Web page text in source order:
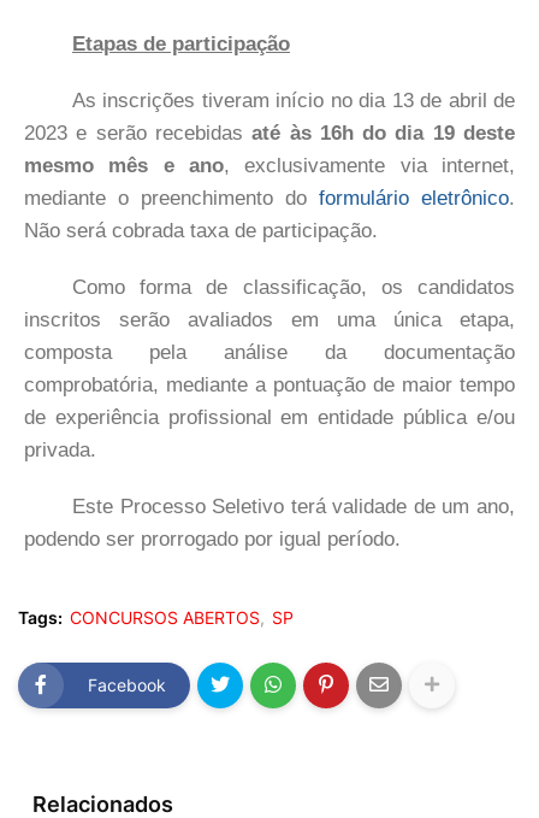
Etapas de participação
As inscrições tiveram início no dia 13 de abril de
2023 e serão recebidasaté às 16h do dia 19 deste
mesmo mês e ano, exclusivamente via internet,
mediante o preenchimento do formulário eletrônico.
Não será cobrada taxa de participação.
Como forma de classificação, os candidatos
inscritos serão avaliados em uma única etapa,
composta pela análise da documentação
comprobatória, mediante a pontuação de maior tempo
de experiência profissional em entidade pública e/ou
privada.
Este Processo Seletivo terá validade de um ano,
podendo ser prorrogado por igual período.
Tags: CONCURSOS ABERTOS SP
Facebook
Relacionados